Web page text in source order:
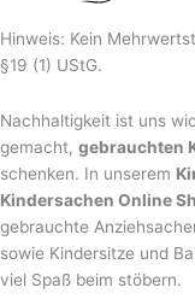
Hinweis: Kein
§19 (1) UStG.
Nachhaltigkeit ist uns
gemacht, gebrauchten
schenken. In unserem
Kindersachen Online
gebrauchte
sowie Kindersitze und
viel Spaß beim stöbern.